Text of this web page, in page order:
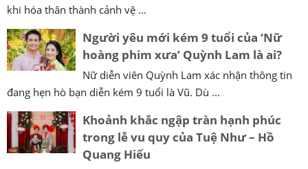
khi hóa thân thành cảnh vệ ...
Người yêu mới kém 9 tuổi của ‘Nữ
hoàng phim xưa’ Quỳnh Lam là ai?
Nữ diễn viên Quỳnh Lam xác nhận thông tin
đang hẹn hò bạn diễn kém 9 tuổi là Vũ. Dù ...
Khoảnh khắc ngập tràn hạnh phúc
trong lễ vu quy của Tuệ Như – Hồ
Quang Hiếu